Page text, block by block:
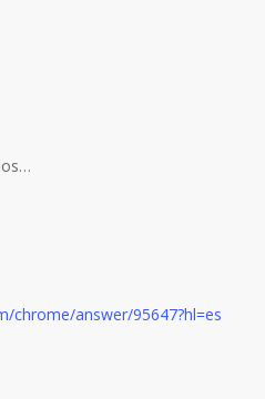
chrome/answer/95647?hl=es